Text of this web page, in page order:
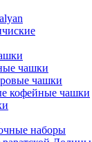
чашки
чашки
кофейные чашки
наборы